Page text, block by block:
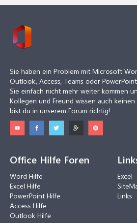
Sie haben ein Problem mit Microsoft
Outlook, Access, Teams oder
Sie einfach nicht mehr weiter kommen
Kollegen und Freund wissen auch keinen
bist du in unserem Forum richtig!
Office Hilfe Foren
Word Hilfe
Excel Hilfe
PowerPoint Hilfe
Access Hilfe
Outlook Hilfe
Links